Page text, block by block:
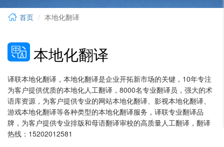
首页 本地化翻译
本地化翻译
译联本地化翻译，本地化翻译是企业开拓新市场的关键，10年专注
为客户提供优质的本地化人工翻译，8000名专业翻译员，强大的术
语库资源，为客户提供专业的网站本地化翻译、影视本地化翻译、
游戏本地化翻译等各种类型的本地化翻译服务，译联专业翻译品
牌，为客户提供专业排版和母语翻译审校的高质量人工翻译，翻译
热线：15202012581